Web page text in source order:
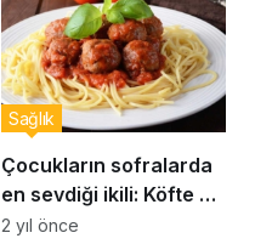
seçimi nasıl yapılır?
Çocukların sofralarda
en sevdiği ikili: Köfte ve
makarna
Sağlık
2 yıl önce